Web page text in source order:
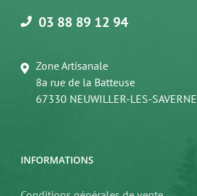
03 88 89 12 94
Zone Artisanale
8a rue de la Batteuse
67330 NEUWILLER-LES-SAVERNE
INFORMATIONS